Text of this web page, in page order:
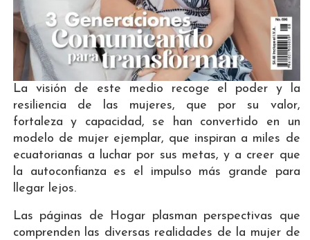
La visión de este medio recoge el poder y la
resiliencia de las mujeres, que por su valor,
fortaleza y capacidad, se han convertido en un
modelo de mujer ejemplar, que inspiran a miles de
ecuatorianas a luchar por sus metas, y a creer que
la autoconfianza es el impulso más grande para
llegar lejos.
Las páginas de Hogar plasman perspectivas que
comprenden las diversas realidades de la mujer de